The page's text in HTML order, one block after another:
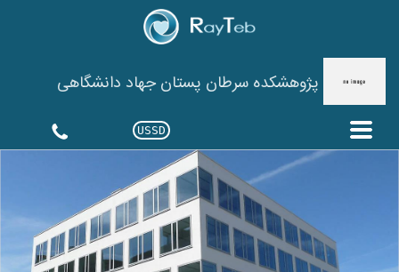
پژوهشکده سرطان پستان جهاد دانشگاهی
USSD